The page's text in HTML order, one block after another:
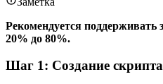
Рекомендуется поддерживать
20% до 80%.
Шаг 1: Создание скрипта